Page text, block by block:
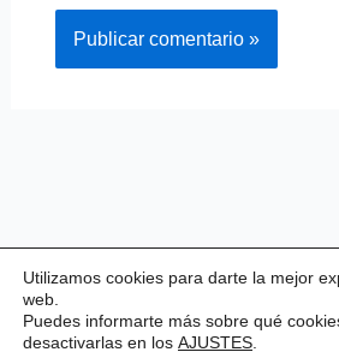
Utilizamos cookies para darte la mejor
web.
Puedes informarte más sobre qué
desactivarlas en los AJUSTES